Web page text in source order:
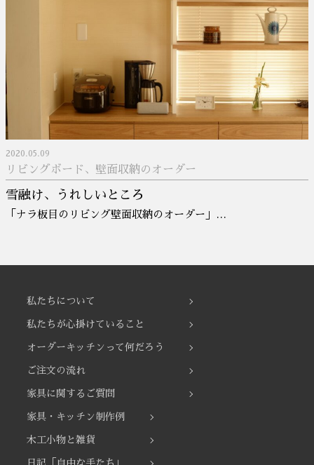
2020.05.09
リビングボード、壁面収納のオーダー
雪融け、うれしいところ
「ナラ板目のリビング壁面収納のオーダー」…
私たちについて
私たちが心掛けていること
オーダーキッチンって何だろう
ご注文の流れ
家具に関するご質問
家具・キッチン制作例
木工小物と雑貨
日記「自由な手たち」